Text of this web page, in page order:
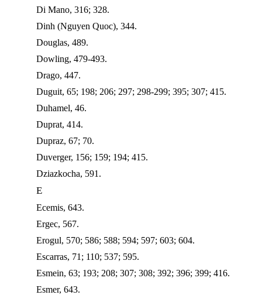
Di Mano, 316; 328.
Dinh (Nguyen Quoc), 344.
Douglas, 489.
Dowling, 479-493.
Drago, 447.
Duguit, 65; 198; 206; 297; 298-299; 395; 307; 415.
Duhamel, 46.
Duprat, 414.
Dupraz, 67; 70.
Duverger, 156; 159; 194; 415.
Dziazkocha, 591.
E
Ecemis, 643.
Ergec, 567.
Erogul, 570; 586; 588; 594; 597; 603; 604.
Escarras, 71; 110; 537; 595.
Esmein, 63; 193; 208; 307; 308; 392; 396; 399; 416.
Esmer, 643.